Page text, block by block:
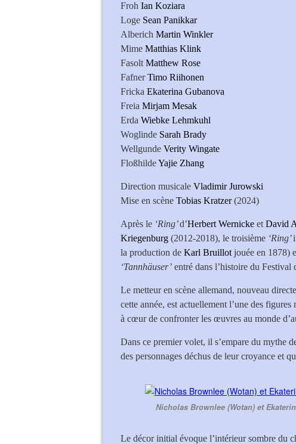
Froh Ian Koziara
Loge Sean Panikkar
Alberich Martin Winkler
Mime Matthias Klink
Fasolt Matthew Rose
FafnerTimo Riihonen
Fricka Ekaterina Gubanova
Freia Mirjam Mesak
Erda Wiebke Lehmkuhl
Woglinde Sarah Brady
Wellgunde Verity Wingate
FloßhildeYajie Zhang
Direction musicale Vladimir Jurowski
Mise en scène Tobias Kratzer
Après le ‘Ring’d’Herbert Wernicke et David
Kriegenburg (2012-2018), le troisième ‘Ring’
la production de Karl Bruillot jouée en 1878)
‘Tannhäuser’ entré dans l’histoire du Festival
Le metteur en scène allemand, nouveau
cette année, est actuellement l’une des
à cœur de confronter les œuvres au monde
Dans ce premier volet, il s’empare du mythe
des personnages déchus de leur croyance et
Nicholas Brownlee (Wotan) et
Le décor initial évoque l’intérieur sombre du